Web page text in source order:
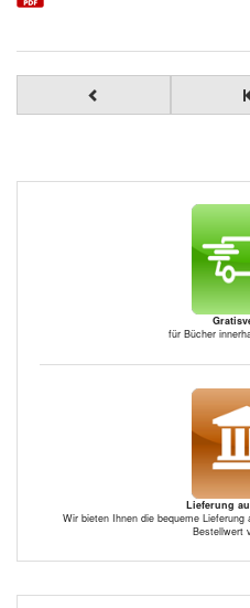
für Bücher
Lieferung
Wir bieten Ihnen die bequeme
Bestellwert